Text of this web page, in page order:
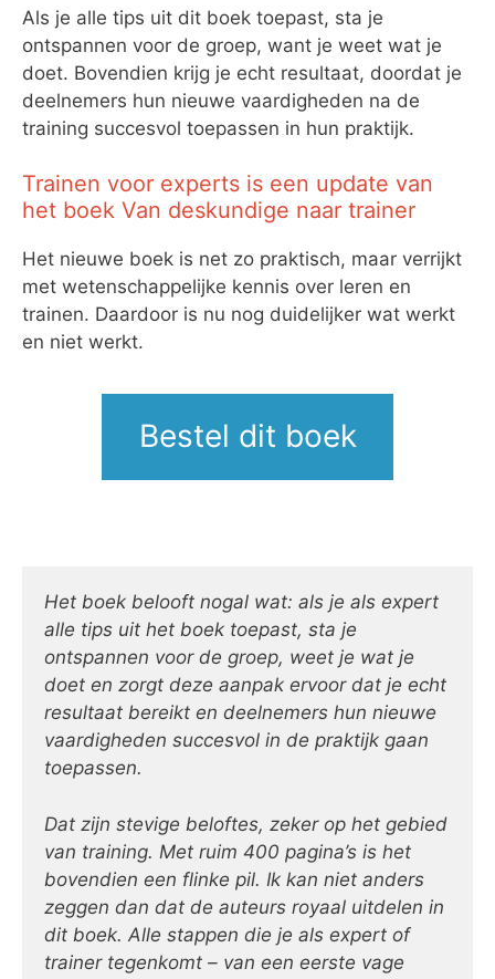
Als je alle tips uit dit boek toepast, sta je
ontspannen voor de groep, want je weet wat je
doet. Bovendien krijg je echt resultaat, doordat je
deelnemers hun nieuwe vaardigheden na de
training succesvol toepassen in hun praktijk.
Trainen voor experts is een update van
het boek Van deskundige naar trainer
Het nieuwe boek is net zo praktisch, maar verrijkt
met wetenschappelijke kennis over leren en
trainen. Daardoor is nu nog duidelijker wat werkt
en niet werkt.
Bestel dit boek
Het boek belooft nogal wat: als je als expert
alle tips uit het boek toepast, sta je
ontspannen voor de groep, weet je wat je
doet en zorgt deze aanpak ervoor dat je echt
resultaat bereikt en deelnemers hun nieuwe
vaardigheden succesvol in de praktijk gaan
toepassen.
Dat zijn stevige beloftes, zeker op het gebied
van training. Met ruim 400 pagina’s is het
bovendien een flinke pil. Ik kan niet anders
zeggen dan dat de auteurs royaal uitdelen in
dit boek. Alle stappen die je als expert of
trainer tegenkomt – van een eerste vage